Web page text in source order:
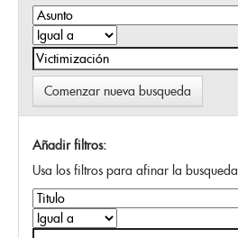
Comenzar nueva busqueda
Añadir filtros:
Usa los filtros para afinar la busqueda.